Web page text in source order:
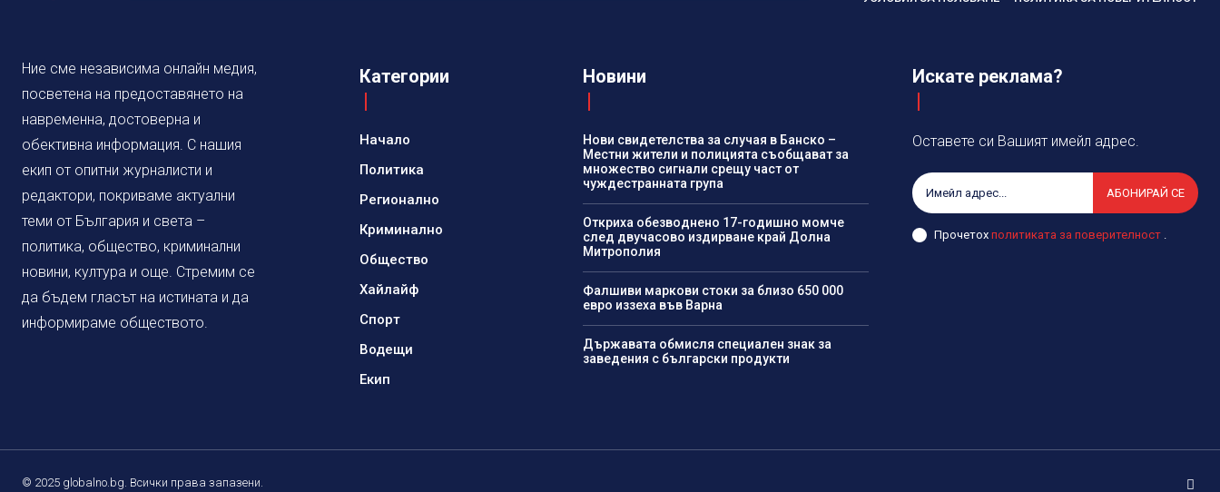
Ние сме независима онлайн медия,
посветена на предоставянето на
навременна, достоверна и
обективна информация. С нашия
екип от опитни журналисти и
редактори, покриваме актуални
теми от България и света –
политика, общество, криминални
новини, култура и още. Стремим се
да бъдем гласът на истината и да
информираме обществото.
Категории
Начало
Политика
Регионално
Криминално
Общество
Хайлайф
Спорт
Водещи
Екип
Новини
Нови свидетелства за случая в Банско –
Местни жители и полицията съобщават за
множество сигнали срещу част от
чуждестранната група
Откриха обезводнено 17-годишно момче
след двучасово издирване край Долна
Митрополия
Фалшиви маркови стоки за близо 650 000
евро иззеха във Варна
Държавата обмисля специален знак за
заведения с български продукти
Искате реклама?
Оставете си Вашият имейл адрес.
АБОНИРАЙ СЕ
Прочетохполитиката за поверителност
© 2025 globalno.bg. Всички права запазени.